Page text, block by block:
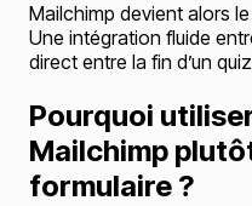
Mailchimp devient alors
Une intégration fluide
direct entre la fin d’un
Pourquoi
Mailchimp
formulaire ?